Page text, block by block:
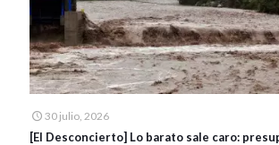
30 julio, 2026
[El Desconcierto] Lo barato sale caro: